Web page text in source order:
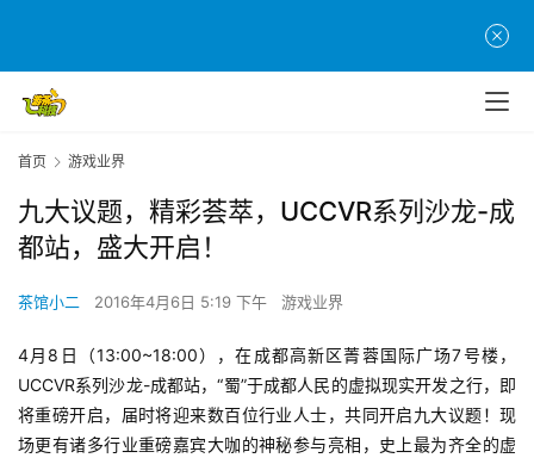
首页 游戏业界
九大议题，精彩荟萃，UCCVR系列沙龙-成
都站，盛大开启！
茶馆小二 2016年4月6日 5:19 下午 游戏业界
4月8日（13:00~18:00），在成都高新区菁蓉国际广场7号楼，
UCCVR系列沙龙-成都站，“蜀”于成都人民的虚拟现实开发之行，即
将重磅开启，届时将迎来数百位行业人士，共同开启九大议题！现
场更有诸多行业重磅嘉宾大咖的神秘参与亮相，史上最为齐全的虚